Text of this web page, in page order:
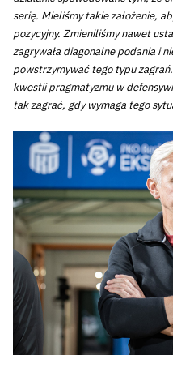
serię. Mieliśmy takie założenie,
pozycyjny. Zmieniliśmy nawet
zagrywała diagonalne podania i
powstrzymywać tego typu
kwestii pragmatyzmu w
tak zagrać, gdy wymaga tego